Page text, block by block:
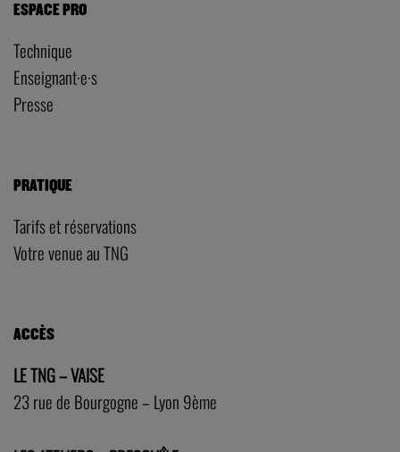
ESPACE PRO
Technique
Enseignant·e·s
Presse
PRATIQUE
Tarifs et réservations
Votre venue au TNG
ACCÈS
LE TNG – VAISE
23 rue de Bourgogne – Lyon 9ème